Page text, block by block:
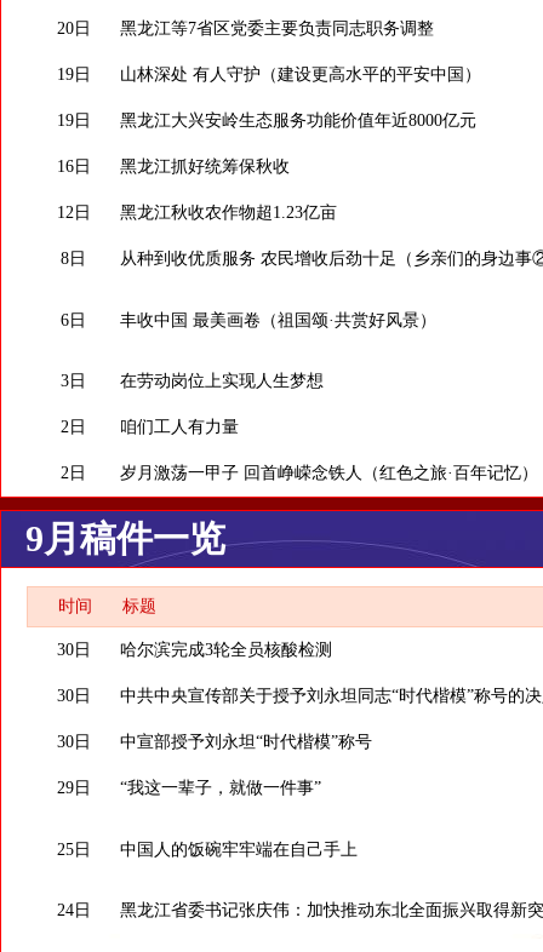
20日 黑龙江等7省区党委主要负责同志职务调整
19日 山林深处 有人守护（建设更高水平的平安中国）
19日 黑龙江大兴安岭生态服务功能价值年近8000亿元
16日 黑龙江抓好统筹保秋收
12日 黑龙江秋收农作物超1.23亿亩
8日 从种到收优质服务 农民增收后劲十足（乡亲们的身边事
6日 丰收中国 最美画卷（祖国颂·共赏好风景）
3日 在劳动岗位上实现人生梦想
2日 咱们工人有力量
2日 岁月激荡一甲子 回首峥嵘念铁人（红色之旅·百年记忆）
9月稿件一览
时间 标题
30日 哈尔滨完成3轮全员核酸检测
30日 中共中央宣传部关于授予刘永坦同志“时代楷模”称号的
30日 中宣部授予刘永坦“时代楷模”称号
29日 “我这一辈子，就做一件事”
25日 中国人的饭碗牢牢端在自己手上
24日 黑龙江省委书记张庆伟：加快推动东北全面振兴取得新